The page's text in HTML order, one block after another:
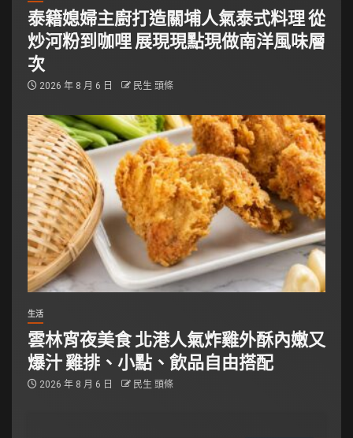
泰籍媳婦主廚打造關埔人氣泰式料理 從
炒河粉到咖哩 展現現點現做南洋風味層
次
2026 年 8 月 6 日 民生 頭條
生活
雲林宵夜美食 北港人氣炸雞外酥內嫩又
爆汁 雞排、小點、飲品自由搭配
2026 年 8 月 6 日 民生 頭條